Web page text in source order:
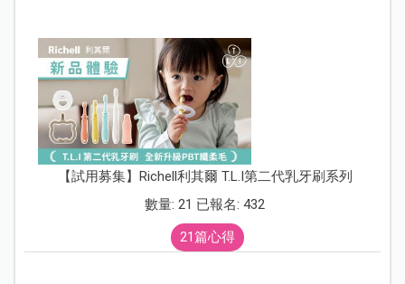
【試用募集】Richell利其爾 T.L.I第二代乳牙刷系列
數量: 21 已報名: 432
21篇心得